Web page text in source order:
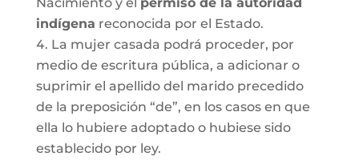
indígena reconocida por el Estado.
La mujer casada podrá proceder, por
medio de escritura pública, a adicionar o
suprimir el apellido del marido precedido
de la preposición “de”, en los casos en que
ella lo hubiere adoptado o hubiese sido
establecido por ley.